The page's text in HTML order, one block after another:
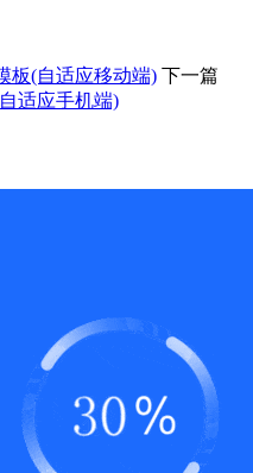
板(自适应移动端) 下一篇
适应手机端)